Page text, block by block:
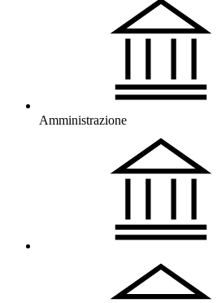
Amministrazione